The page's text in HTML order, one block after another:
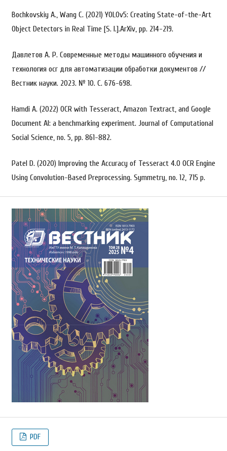
Bochkovskiy A., Wang C. (2021) YOLOv5: Creating State-of-the-Art
Object Detectors in Real Time [S. l.].ArXiv, pp. 214-219.
Давлетов А. Р. Современные методы машинного обучения и
технология ocr для автоматизации обработки документов //
Вестник науки. 2023. № 10. С. 676-698.
Hamdi A. (2022) OCR with Tesseract, Amazon Textract, and Google
Document AI: a benchmarking experiment. Journal of Computational
Social Science, no. 5, pp. 861-882.
Patel D. (2020) Improving the Accuracy of Tesseract 4.0 OCR Engine
Using Convolution-Based Preprocessing. Symmetry, no. 12, 715 p.
PDF